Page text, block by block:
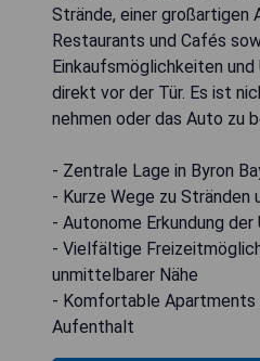
Strände, einer großartigen
Restaurants und Cafés
Einkaufsmöglichkeiten
direkt vor der Tür. Es ist
nehmen oder das Auto zu
- Zentrale Lage in Byron
- Kurze Wege zu Stränden
- Autonome Erkundung
- Vielfältige
unmittelbarer Nähe
- Komfortable Apartments
Aufenthalt